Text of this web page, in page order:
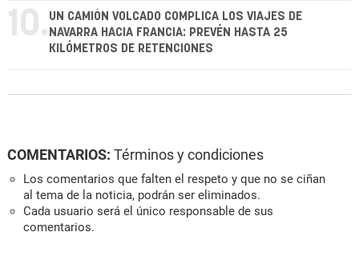
10. UN CAMIÓN VOLCADO COMPLICA LOS VIAJES DE
NAVARRA HACIA FRANCIA: PREVÉN HASTA 25
KILÓMETROS DE RETENCIONES
COMENTARIOS: Términos y condiciones
Los comentarios que falten el respeto y que no se ciñan
al tema de la noticia, podrán ser eliminados.
Cada usuario será el único responsable de sus
comentarios.